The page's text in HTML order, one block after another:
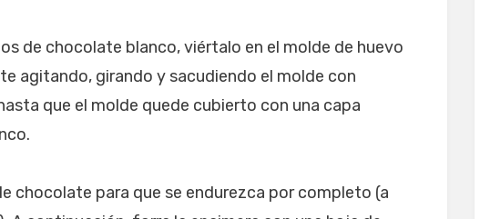
de chocolate blanco, viértalo en el molde de huevo
agitando, girando y sacudiendo el molde con
que el molde quede cubierto con una capa
chocolate para que se endurezca por completo (a